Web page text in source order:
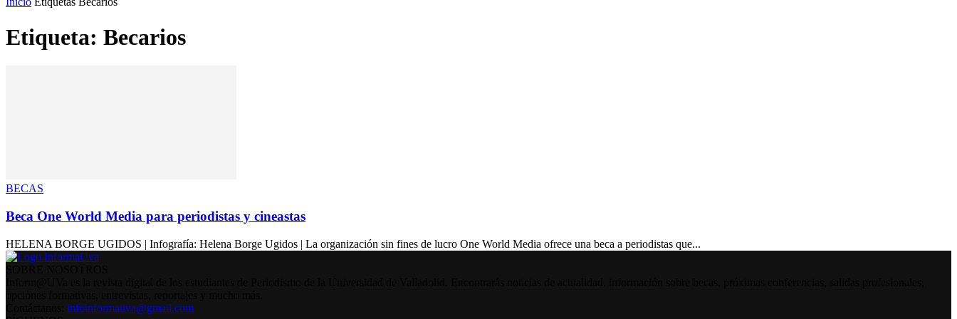
Etiqueta: Becarios
BECAS
Beca One World Media para periodistas y cineastas
HELENA BORGE UGIDOS | Infografía: Helena Borge Ugidos | La organización sin fines de lucro One World Media ofrece una beca a periodistas que...
infoinformauva@gmail.com